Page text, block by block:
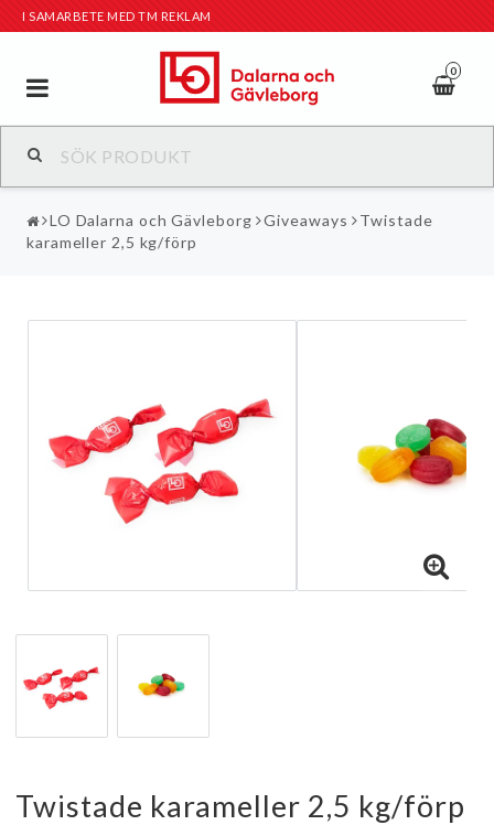
I SAMARBETE MED TM REKLAM
0
Toggle
navigation
LO Dalarna och Gävleborg Giveaways
Twistade
karameller 2,5 kg/förp
Twistade karameller 2,5 kg/förp